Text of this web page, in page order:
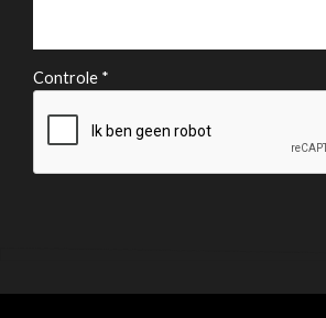
Controle *